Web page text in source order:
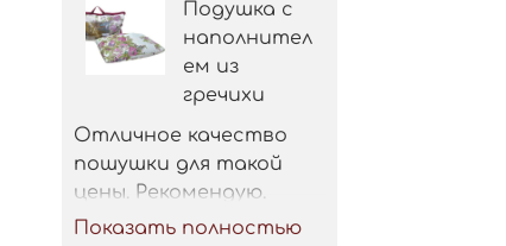
Подушка с
наполнител
ем из
гречихи
Отличное качество
пошушки для такой
цены. Рекомендую.
Показать полностью